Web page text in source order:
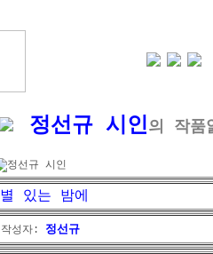
정선규 시인의 작품
정선규 시인
별 있는 밤에
작성자: 정선규